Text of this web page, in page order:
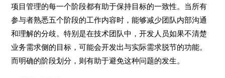
项目管理的每一个阶段都有助于保持目标的一致性。当所有
参与者熟悉五个阶段的工作内容时，能够减少团队内部沟通
和理解的分歧。特别是在技术团队中，开发人员如果不清楚
业务需求侧的目标，可能会开发出与实际需求脱节的功能。
而明确的阶段划分，则有助于避免这种问题的发生。